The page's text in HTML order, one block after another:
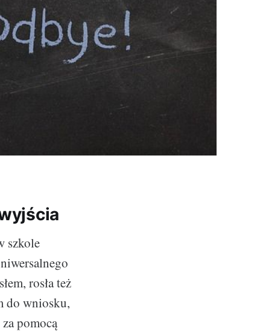
szkole
rosła też
do wniosku,
pomocą